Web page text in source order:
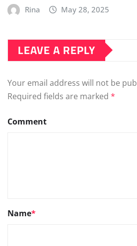
Rina May 28, 2025
LEAVE A REPLY
Your email address will not be
Required fields are marked *
Comment
Name*